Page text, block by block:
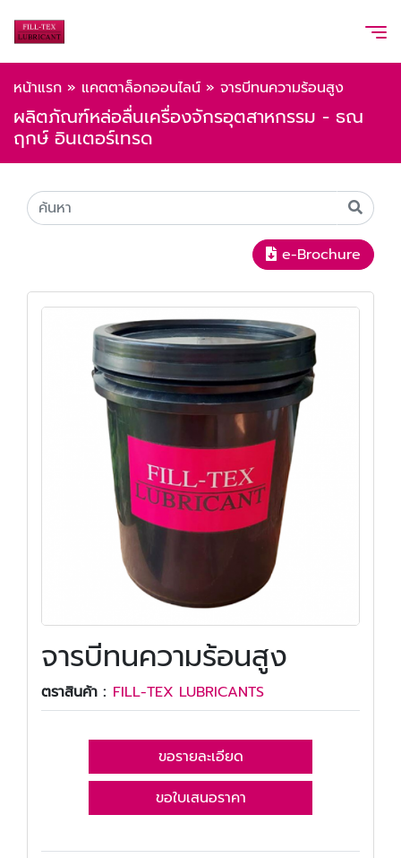
หน้าแรก » แคตตาล็อกออนไลน์ » จารบีทนความร้อนสูง
ผลิตภัณฑ์หล่อลื่นเครื่องจักรอุตสาหกรรม - ธณ
ฤกษ์ อินเตอร์เทรด
e-Brochure
จารบีทนความร้อนสูง
ตราสินค้า : FILL-TEX LUBRICANTS
ขอรายละเอียด
ขอใบเสนอราคา